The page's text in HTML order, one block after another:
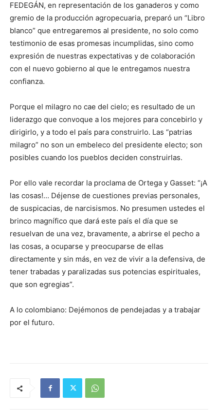
FEDEGÁN, en representación de los ganaderos y como
gremio de la producción agropecuaria, preparó un “Libro
blanco” que entregaremos al presidente, no solo como
testimonio de esas promesas incumplidas, sino como
expresión de nuestras expectativas y de colaboración
con el nuevo gobierno al que le entregamos nuestra
confianza.
Porque el milagro no cae del cielo; es resultado de un
liderazgo que convoque a los mejores para concebirlo y
dirigirlo, y a todo el país para construirlo. Las “patrias
milagro” no son un embeleco del presidente electo; son
posibles cuando los pueblos deciden construirlas.
Por ello vale recordar la proclama de Ortega y Gasset: “¡A
las cosas!… Déjense de cuestiones previas personales,
de suspicacias, de narcisismos. No presumen ustedes el
brinco magnífico que dará este país el día que se
resuelvan de una vez, bravamente, a abrirse el pecho a
las cosas, a ocuparse y preocuparse de ellas
directamente y sin más, en vez de vivir a la defensiva, de
tener trabadas y paralizadas sus potencias espirituales,
que son egregias”.
A lo colombiano: Dejémonos de pendejadas y a trabajar
por el futuro.